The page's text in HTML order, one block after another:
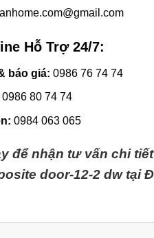
Hỗ Trợ 24/7:
báo giá: 0986 76 74 74
0986 80 74 74
0984 063 065
để nhận tư vấn chi
door-12-2 dw tại